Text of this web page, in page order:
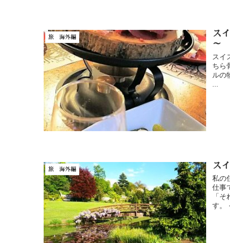
旅 海外編
ス
～
スイ
ちら
ルの
旅 海外編 ス
私の
仕事
「
す。